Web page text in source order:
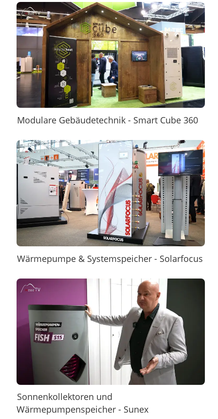
Modulare Gebäudetechnik - Smart Cube 360
Wärmepumpe & Systemspeicher - Solarfocus
Sonnenkollektoren und
Wärmepumpenspeicher - Sunex